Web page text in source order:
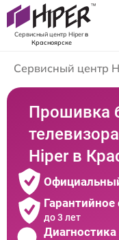
Сервисный центр Hiperв
Красноярске
Сервисный центр
Прошивка
телевизора
Hiper в
до 3 лет